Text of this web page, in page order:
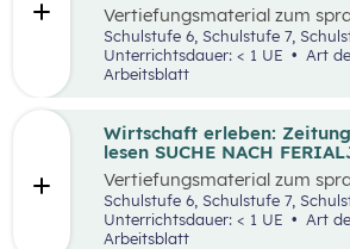
Vertiefungsmaterial zum
aufbereiteten Zeitungsartikel
eigenen Lokal erfüllt”.
Schulstufe 6,
Unterrichtsdauer: < 1 UE
Arbeitsblatt
Wirtschaft erleben:
lesen SUCHE NACH
Vertiefungsmaterial zum
aufbereiteten Zeitungsartikel
Suche nach Ferialjobs”.
Schulstufe 6,
Unterrichtsdauer: < 1 UE
Arbeitsblatt